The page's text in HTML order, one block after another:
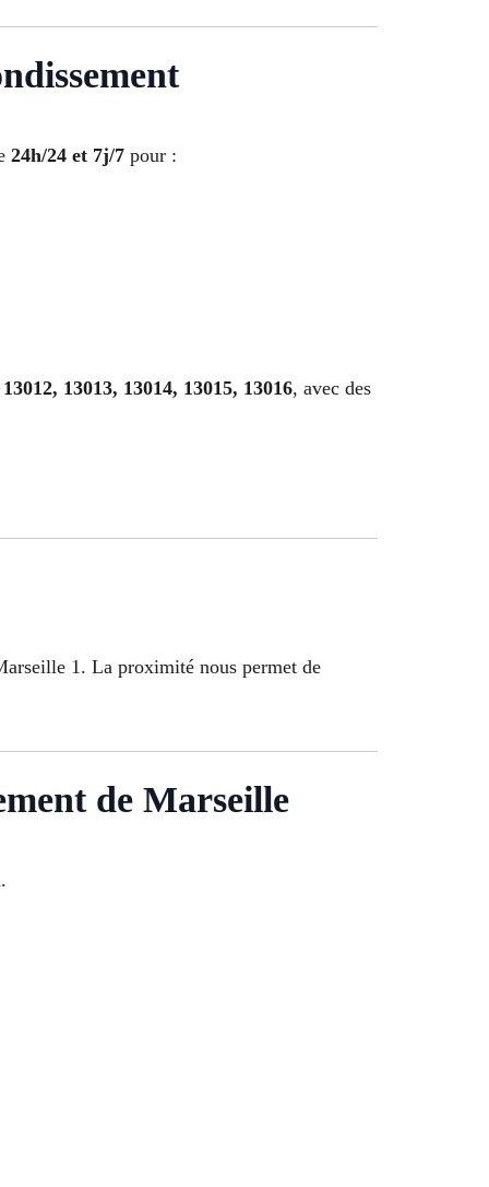
24h/24 et 7j/7 pour :
13013, 13014, 13015, 13016, avec des
1. La proximité nous permet de
de Marseille